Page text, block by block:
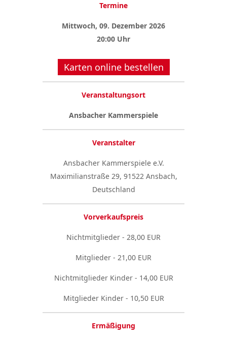
Termine
Mittwoch, 09. Dezember 2026
20:00 Uhr
Karten online bestellen
Veranstaltungsort
Ansbacher Kammerspiele
Veranstalter
Ansbacher Kammerspiele e.V.
Maximilianstraße 29, 91522 Ansbach,
Deutschland
Vorverkaufspreis
Nichtmitglieder - 28,00 EUR
Mitglieder - 21,00 EUR
Nichtmitglieder Kinder - 14,00 EUR
Mitglieder Kinder - 10,50 EUR
Ermäßigung